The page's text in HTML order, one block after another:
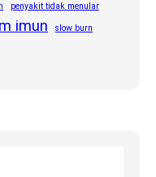
penyakit tidak menular
imun slow burn